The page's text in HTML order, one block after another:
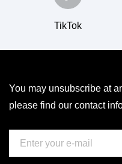
TikTok
You may unsubscribe at
please find our contact